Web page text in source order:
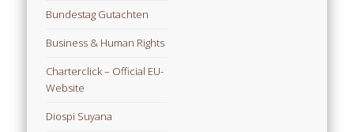
Bundestag Gutachten
Business & Human Rights
Charterclick – Official EU-
Website
Diospi Suyana